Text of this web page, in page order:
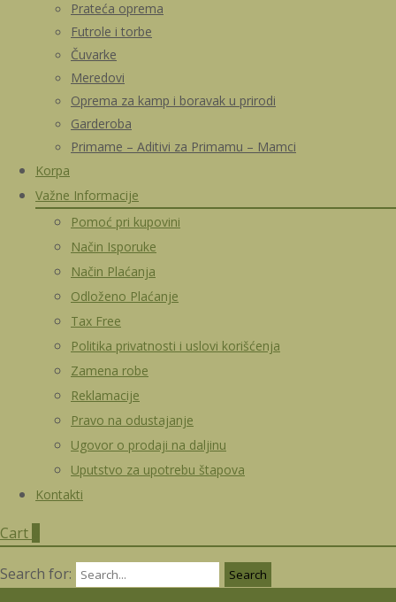
Prateća oprema
Futrole i torbe
Čuvarke
Meredovi
Oprema za kamp i boravak u prirodi
Garderoba
Primame – Aditivi za Primamu – Mamci
Korpa
Važne Informacije
Pomoć pri kupovini
Način Isporuke
Način Plaćanja
Odloženo Plaćanje
Tax Free
Politika privatnosti i uslovi korišćenja
Zamena robe
Reklamacije
Pravo na odustajanje
Ugovor o prodaji na daljinu
Uputstvo za upotrebu štapova
Kontakti
Cart
Search for: